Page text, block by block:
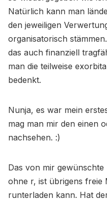
Natürlich kann man
den jeweiligen
organisatorisch
das auch finanziell
man die teilweise
bedenkt.
Nunja, es war mein
mag man mir den einen
nachsehen. :)
Das von mir
ohne r, ist übrigens freie
runterladen kann. Hat